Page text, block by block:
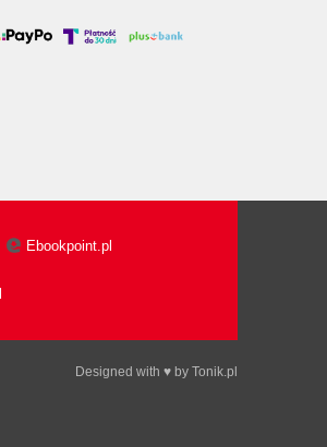
Ebookpoint.pl
Designed with ♥ by Tonik.pl